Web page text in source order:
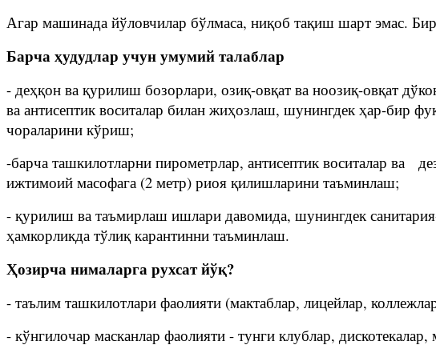
Агар машинада йўловчилар бўлмаса, ниқоб тақиш шарт эмас.
Барча ҳудудлар учун умумий талаблар
- деҳқон ва қурилиш бозорлари, озиқ-овқат ва ноозиқ-овқат
ва антисептик воситалар билан жиҳозлаш, шунингдек ҳар-бир
чораларини кўриш;
-барча ташкилотларни пирометрлар, антисептик воситалар ва
ижтимоий масофага (2 метр) риоя қилишларини таъминлаш;
- қурилиш ва таъмирлаш ишлари давомида, шунингдек
ҳамкорликда тўлиқ карантинни таъминлаш.
Ҳозирча нималарга рухсат йўқ?
- таълим ташкилотлари фаолияти (мактаблар, лицейлар,
- кўнгилочар масканлар фаолияти - тунги клублар,